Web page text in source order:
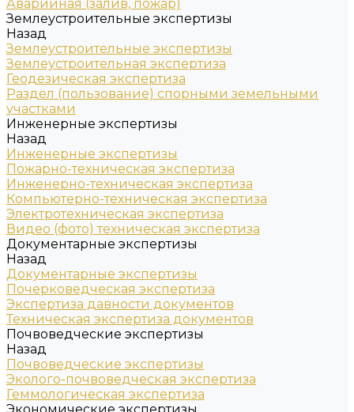
Аварийная (залив, пожар)
Землеустроительные экспертизы
Назад
Землеустроительные экспертизы
Землеустроительная экспертиза
Геодезическая экспертиза
Раздел (пользование) спорными земельными
участками
Инженерные экспертизы
Назад
Инженерные экспертизы
Пожарно-техническая экспертиза
Инженерно-техническая экспертиза
Компьютерно-техническая экспертиза
Электротехническая экспертиза
Видео (фото) техническая экспертиза
Документарные экспертизы
Назад
Документарные экспертизы
Почерковедческая экспертиза
Экспертиза давности документов
Техническая экспертиза документов
Почвоведческие экспертизы
Назад
Почвоведческие экспертизы
Эколого-почвоведческая экспертиза
Геммологическая экспертиза